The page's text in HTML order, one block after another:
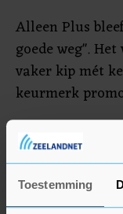
Toestemming
Alleen Plus
goede weg".
vaker kip mét
keurmerk
De
aanbiedingen
Deen,
Plus en Vomar.